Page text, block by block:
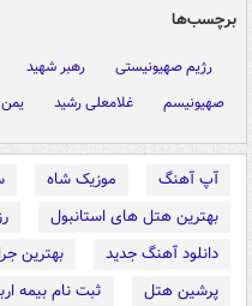
برچسب‌ها
رژیم صهیونیستی رهبر شهید
صهیونیسم
غلامعلی رشید یمن
آپ آهنگ موزیک شاه
بهترین هتل های استانبول
دانلود آهنگ جدید
بهترین
پرشین هتل
ثبت نام بیمه